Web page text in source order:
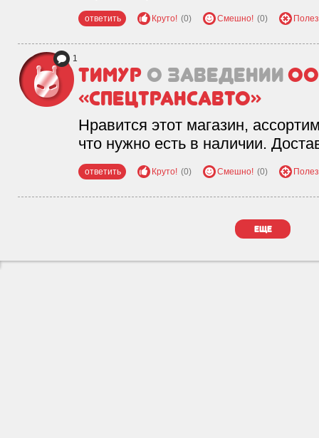
ответить Круто! (0) Смешно! (0)
1
Тимур о заведении
«Спецтрансавто»
Нравится этот магазин,
что нужно есть в наличии.
ответить Круто! (0) Смешно! (0)
еще